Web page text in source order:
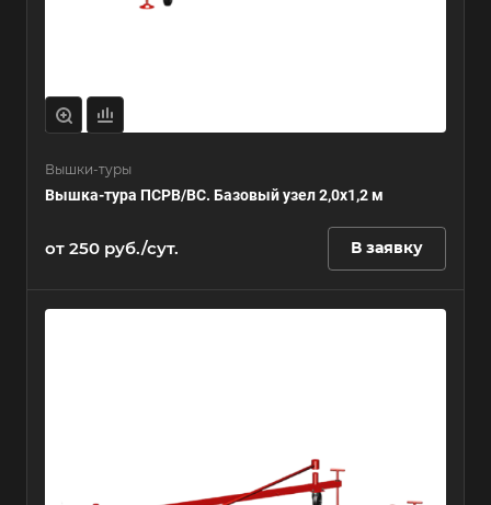
Вышки-туры
Вышка-тура ПСРВ/ВС. Базовый узел 2,0х1,2 м
от 250 руб./сут. В заявку